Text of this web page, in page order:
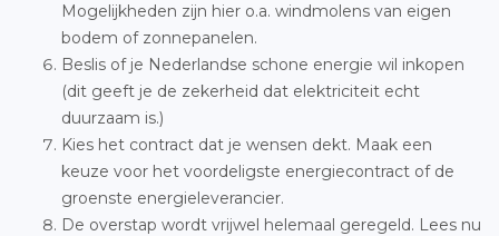
Mogelijkheden zijn hier o.a. windmolens van eigen
bodem of zonnepanelen.
Beslis of je Nederlandse schone energie wil inkopen
(dit geeft je de zekerheid dat elektriciteit echt
duurzaam is.)
Kies het contract dat je wensen dekt. Maak een
keuze voor het voordeligste energiecontract of de
groenste energieleverancier.
De overstap wordt vrijwel helemaal geregeld. Lees nu